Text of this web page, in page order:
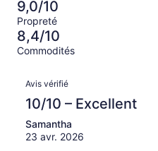
sur 3610.
d’après
141 avis
sur 3610.
Terrible,
d’après
119 avis
sur 3610.
9,0/10
Propreté
8,4/10
Commodités
Avis
Avis vérifié
10/10 – Excellent
Samantha
23 avr. 2026